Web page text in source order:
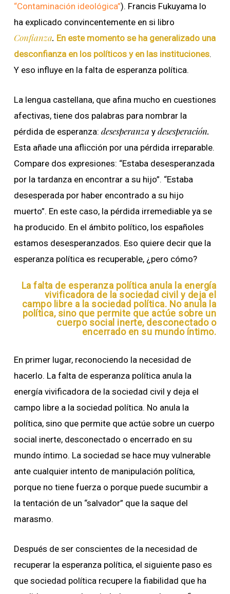
“Contaminación ideológica”). Francis Fukuyama lo
ha explicado convincentemente en si libro
Confianza. En este momento se ha generalizado una
desconfianza en los políticos y en las instituciones.
Y eso influye en la falta de esperanza política.
La lengua castellana, que afina mucho en cuestiones
afectivas, tiene dos palabras para nombrar la
pérdida de esperanza: desesperanza y desesperación.
Esta añade una aflicción por una pérdida irreparable.
Compare dos expresiones: “Estaba desesperanzada
por la tardanza en encontrar a su hijo”. “Estaba
desesperada por haber encontrado a su hijo
muerto”. En este caso, la pérdida irremediable ya se
ha producido. En el ámbito político, los españoles
estamos desesperanzados. Eso quiere decir que la
esperanza política es recuperable, ¿pero cómo?
La falta de esperanza política anula la energía
vivificadora de la sociedad civil y deja el
campo libre a la sociedad política. No anula la
política, sino que permite que actúe sobre un
cuerpo social inerte, desconectado o
encerrado en su mundo íntimo.
En primer lugar, reconociendo la necesidad de
hacerlo. La falta de esperanza política anula la
energía vivificadora de la sociedad civil y deja el
campo libre a la sociedad política. No anula la
política, sino que permite que actúe sobre un cuerpo
social inerte, desconectado o encerrado en su
mundo íntimo. La sociedad se hace muy vulnerable
ante cualquier intento de manipulación política,
porque no tiene fuerza o porque puede sucumbir a
la tentación de un “salvador” que la saque del
marasmo.
Después de ser conscientes de la necesidad de
recuperar la esperanza política, el siguiente paso es
que sociedad política recupere la fiabilidad que ha